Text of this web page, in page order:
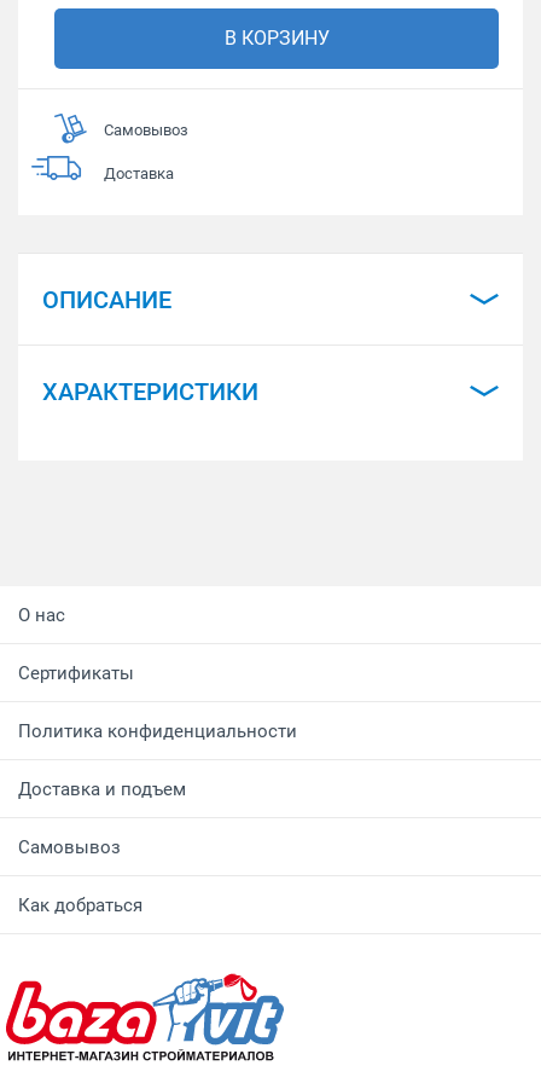
В КОРЗИНУ
Самовывоз
Доставка
ОПИСАНИЕ
ХАРАКТЕРИСТИКИ
О нас
Сертификаты
Политика конфиденциальности
Доставка и подъем
Самовывоз
Как добраться